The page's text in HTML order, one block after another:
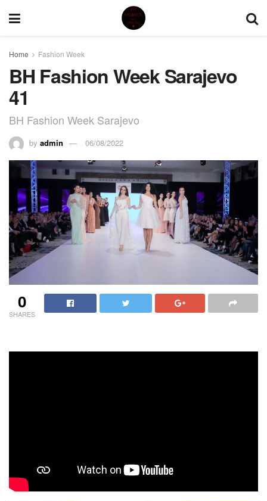
Home Fashion Week
BH Fashion Week Sarajevo
41
BH Fashion Week Sarajevo
by admin 06/08/2022
0
SHARES